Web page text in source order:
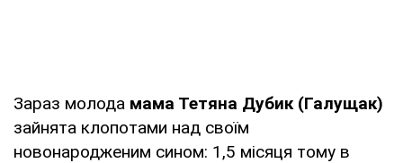
Зараз молода мама Тетяна Дубик (Галущак)
зайнята клопотами над своїм
новонародженим сином: 1,5 місяця тому в